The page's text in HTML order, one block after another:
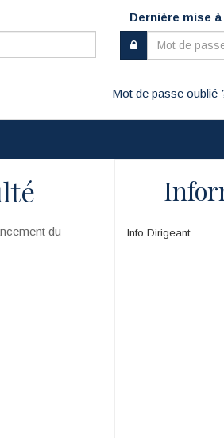
Dernière mise à
Mot de passe oublié
du
Info Dirigeant